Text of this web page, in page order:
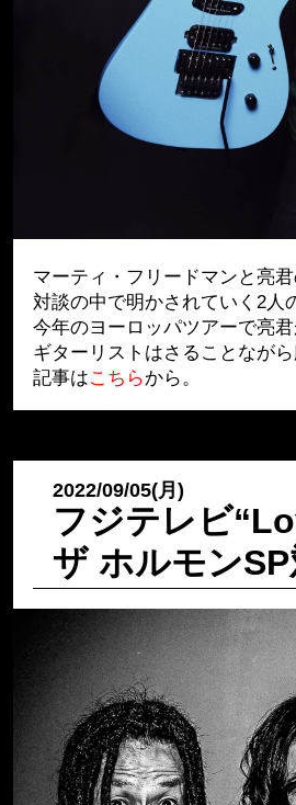
マーティ・フリードマンと亮
対談の中で明かされていく2人
今年のヨーロッパツアーで亮
ギターリストはさることなが
記事はこちらから。
2022/09/05(月)
フジテレビ
ザ ホルモン